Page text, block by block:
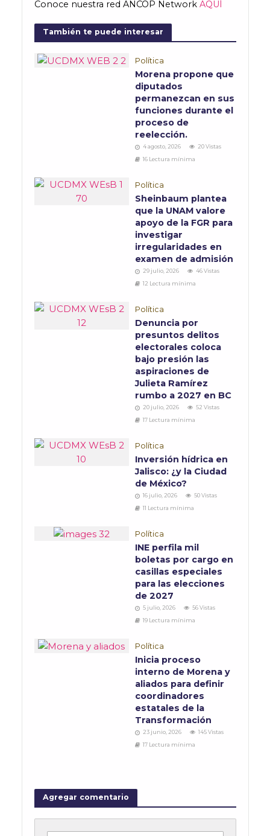
Conoce nuestra red ANCOP Network AQUÍ
También te puede interesar
Política
Morena propone que
diputados
permanezcan en sus
funciones durante el
proceso de
reelección.
4 agosto, 2026
20 Vistas
16 Lectura mínima
Política
Sheinbaum plantea
que la UNAM valore
apoyo de la FGR para
investigar
irregularidades en
examen de admisión
29 julio, 2026
46 Vistas
12 Lectura mínima
Política
Denuncia por
presuntos delitos
electorales coloca
bajo presión las
aspiraciones de
Julieta Ramírez
rumbo a 2027 en BC
20 julio, 2026
52 Vistas
17 Lectura mínima
Política
Inversión hídrica en
Jalisco: ¿y la Ciudad
de México?
16 julio, 2026
50 Vistas
11 Lectura mínima
Política
INE perfila mil
boletas por cargo en
casillas especiales
para las elecciones
de 2027
5 julio, 2026
56 Vistas
19 Lectura mínima
Política
Inicia proceso
interno de Morena y
aliados para definir
coordinadores
estatales de la
Transformación
23 junio, 2026
145 Vistas
17 Lectura mínima
Agregar comentario